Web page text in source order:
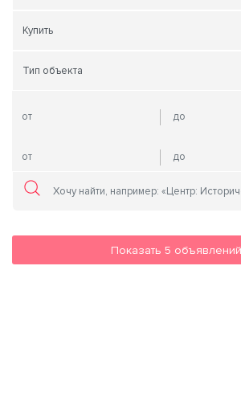
Купить
Тип объекта
Показать 5 объявлений